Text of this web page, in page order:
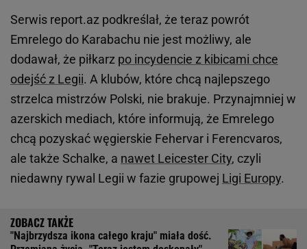
Serwis report.az podkreślał, że teraz powrót
Emrelego do Karabachu nie jest możliwy, ale
dodawał, że piłkarz po incydencie z kibicami chce
odejść z Legii. A klubów, które chcą najlepszego
strzelca mistrzów Polski, nie brakuje. Przynajmniej w
azerskich mediach, które informują, że Emrelego
chcą pozyskać węgierskie Fehervar i Ferencvaros,
ale także Schalke, a nawet Leicester City, czyli
niedawny rywal Legii w fazie grupowej Ligi Europy.
"Najbrzydsza ikona całego kraju" miała dość.